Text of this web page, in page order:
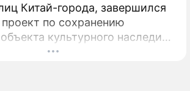
Китай-города, завершился
по сохранению
культурного наследия –
Пророка в Новгородском
доминантой улицы Ильинки и